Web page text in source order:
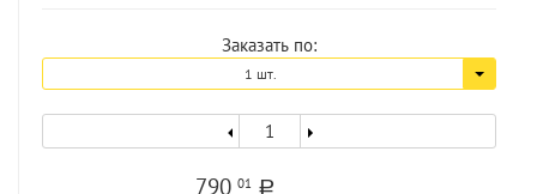
Заказать по:
1 шт.
79001 a